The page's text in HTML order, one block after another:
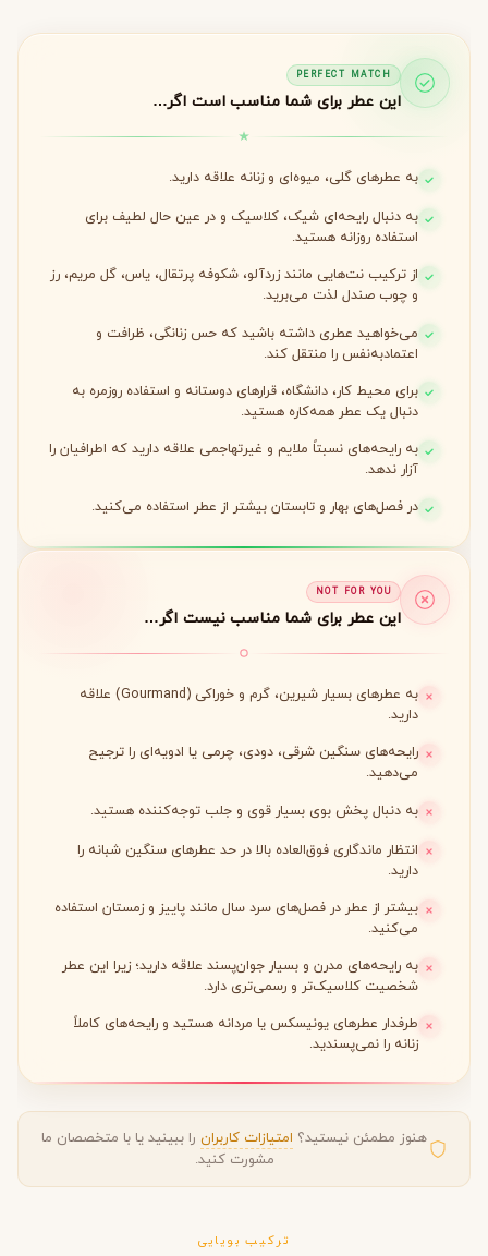
PERFECT MATCH
این عطر برای شما مناسب است اگر…
به عطرهای گلی، میوه‌ای و زنانه علاقه دارید.
به دنبال رایحه‌ای شیک، کلاسیک و در عین حال لطیف برای
استفاده روزانه هستید.
از ترکیب نت‌هایی مانند زردآلو، شکوفه پرتقال، یاس، گل مریم، رز
و چوب صندل لذت می‌برید.
می‌خواهید عطری داشته باشید که حس زنانگی، ظرافت و
اعتمادبه‌نفس را منتقل کند.
برای محیط کار، دانشگاه، قرارهای دوستانه و استفاده روزمره به
دنبال یک عطر همه‌کاره هستید.
به رایحه‌های نسبتاً ملایم و غیرتهاجمی علاقه دارید که اطرافیان را
آزار ندهد.
در فصل‌های بهار و تابستان بیشتر از عطر استفاده می‌کنید.
NOT FOR YOU
این عطر برای شما مناسب نیست اگر…
به عطرهای بسیار شیرین، گرم و خوراکی (Gourmand) علاقه
دارید.
رایحه‌های سنگین شرقی، دودی، چرمی یا ادویه‌ای را ترجیح
می‌دهید.
به دنبال پخش بوی بسیار قوی و جلب توجه‌کننده هستید.
انتظار ماندگاری فوق‌العاده بالا در حد عطرهای سنگین شبانه را
دارید.
بیشتر از عطر در فصل‌های سرد سال مانند پاییز و زمستان استفاده
می‌کنید.
به رایحه‌های مدرن و بسیار جوان‌پسند علاقه دارید؛ زیرا این عطر
شخصیت کلاسیک‌تر و رسمی‌تری دارد.
طرفدار عطرهای یونیسکس یا مردانه هستید و رایحه‌های کاملاً
زنانه را نمی‌پسندید.
هنوز مطمئن نیستید؟ امتیازات کاربران را ببینید یا با متخصصان ما
مشورت کنید.
ترکیب بویایی